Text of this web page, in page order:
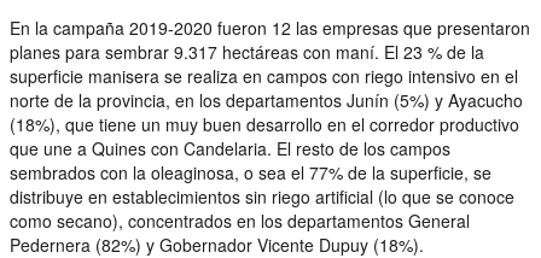
En la campaña 2019-2020 fueron 12 las empresas que presentaron
planes para sembrar 9.317 hectáreas con maní. El 23 % de la
superficie manisera se realiza en campos con riego intensivo en el
norte de la provincia, en los departamentos Junín (5%) y Ayacucho
(18%), que tiene un muy buen desarrollo en el corredor productivo
que une a Quines con Candelaria. El resto de los campos
sembrados con la oleaginosa, o sea el 77% de la superficie, se
distribuye en establecimientos sin riego artificial (lo que se conoce
como secano), concentrados en los departamentos General
Pedernera (82%) y Gobernador Vicente Dupuy (18%).